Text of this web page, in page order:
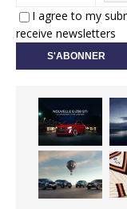
I agree to my
receive newsletters